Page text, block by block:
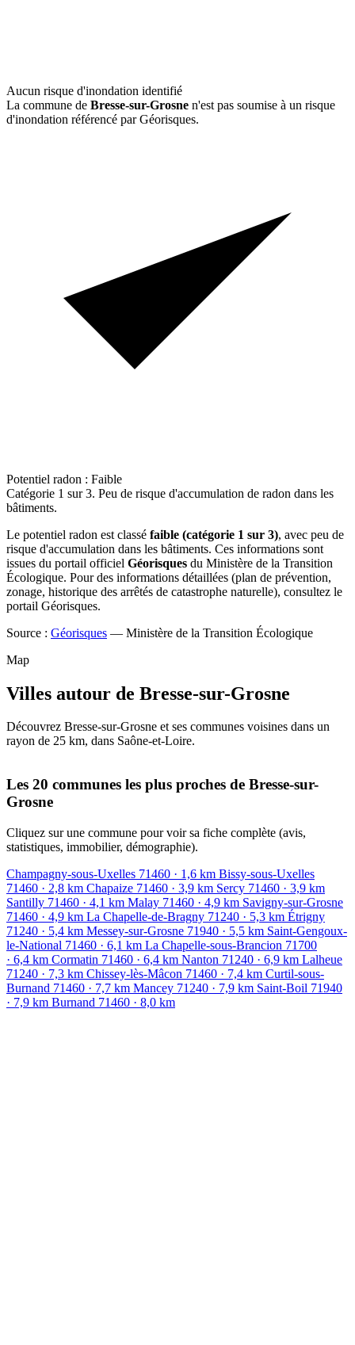
Aucun risque d'inondation identifié
La commune de Bresse-sur-Grosne n'est pas soumise à un risque
d'inondation référencé par Géorisques.
Potentiel radon : Faible
Catégorie 1 sur 3. Peu de risque d'accumulation de radon dans les
bâtiments.
Le potentiel radon est classé faible (catégorie 1 sur 3), avec peu de
risque d'accumulation dans les bâtiments. Ces informations sont
issues du portail officiel Géorisques du Ministère de la Transition
Écologique. Pour des informations détaillées (plan de prévention,
zonage, historique des arrêtés de catastrophe naturelle), consultez le
portail Géorisques.
Source : Géorisques — Ministère de la Transition Écologique
Map
Villes autour de Bresse-sur-Grosne
Découvrez Bresse-sur-Grosne et ses communes voisines dans un
rayon de 25 km, dans Saône-et-Loire.
+
−
Les 20 communes les plus proches de Bresse-sur-
Grosne
Cliquez sur une commune pour voir sa fiche complète (avis,
statistiques, immobilier, démographie).
Champagny-sous-Uxelles 71460 · 1,6 km Bissy-sous-Uxelles
71460 · 2,8 km Chapaize 71460 · 3,9 km Sercy 71460 · 3,9 km
Santilly 71460 · 4,1 km Malay 71460 · 4,9 km Savigny-sur-Grosne
71460 · 4,9 km La Chapelle-de-Bragny 71240 · 5,3 km Étrigny
71240 · 5,4 km Messey-sur-Grosne 71940 · 5,5 km Saint-Gengoux-
le-National 71460 · 6,1 km La Chapelle-sous-Brancion 71700
· 6,4 km Cormatin 71460 · 6,4 km Nanton 71240 · 6,9 km Lalheue
71240 · 7,3 km Chissey-lès-Mâcon 71460 · 7,4 km Curtil-sous-
Burnand 71460 · 7,7 km Mancey 71240 · 7,9 km Saint-Boil 71940
· 7,9 km Burnand 71460 · 8,0 km